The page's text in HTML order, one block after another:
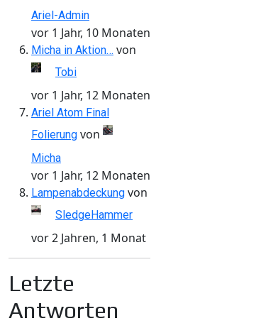
Ariel-Admin
vor 1 Jahr, 10 Monaten
Micha in Aktion… von
Tobi
vor 1 Jahr, 12 Monaten
Ariel Atom Final
Folierung von
Micha
vor 1 Jahr, 12 Monaten
Lampenabdeckung von
SledgeHammer
vor 2 Jahren, 1 Monat
Letzte
Antworten